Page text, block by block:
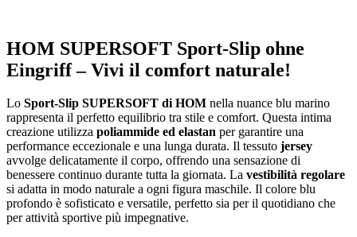
HOM SUPERSOFT Sport-Slip ohne
Eingriff – Vivi il comfort naturale!
Lo Sport-Slip SUPERSOFT di HOM nella nuance blu marino
rappresenta il perfetto equilibrio tra stile e comfort. Questa intima
creazione utilizza poliammide ed elastan per garantire una
performance eccezionale e una lunga durata. Il tessuto jersey
avvolge delicatamente il corpo, offrendo una sensazione di
benessere continuo durante tutta la giornata. La vestibilità regolare
si adatta in modo naturale a ogni figura maschile. Il colore blu
profondo è sofisticato e versatile, perfetto sia per il quotidiano che
per attività sportive più impegnative.